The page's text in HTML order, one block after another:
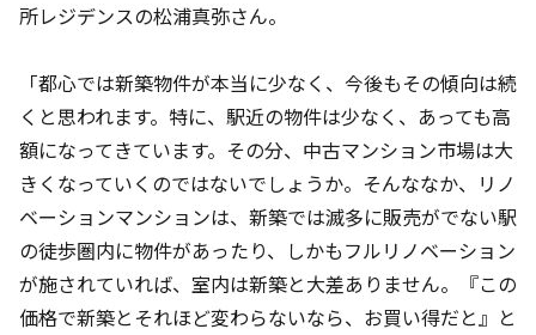
所レジデンスの松浦真弥さん。
「都心では新築物件が本当に少なく、今後もその傾向は続
くと思われます。特に、駅近の物件は少なく、あっても高
額になってきています。その分、中古マンション市場は大
きくなっていくのではないでしょうか。そんななか、リノ
ベーションマンションは、新築では滅多に販売がでない駅
の徒歩圏内に物件があったり、しかもフルリノベーション
が施されていれば、室内は新築と大差ありません。『この
価格で新築とそれほど変わらないなら、お買い得だと』と